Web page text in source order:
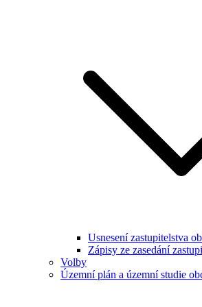
Usnesení zastupitelstva
Zápisy ze zasedání
Volby
Územní plán a územní studie